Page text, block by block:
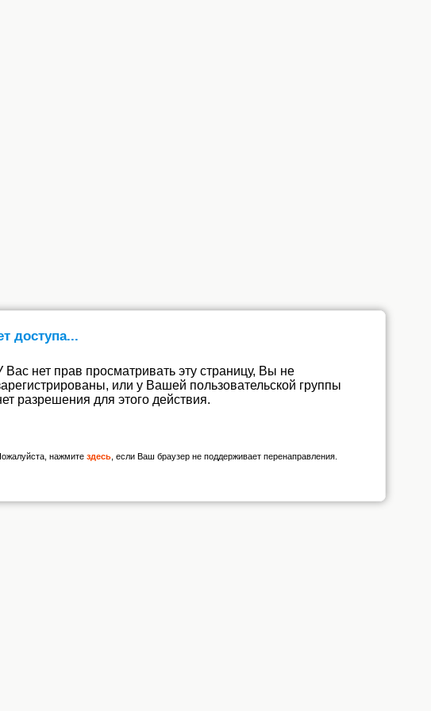
доступа...
Вас нет прав просматривать эту страницу, Вы не
или у Вашей пользовательской группы
разрешения для этого действия.
нажмите здесь , если Ваш браузер не поддерживает перенаправления.